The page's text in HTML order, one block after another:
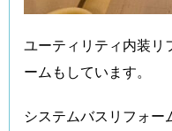
ユーティリティ内装リ
ームもしています。
システムバスリフォ